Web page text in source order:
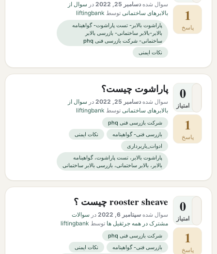
1
پاسخ
سوال شده دسامبر 25, 2022 در سوال از
بالابرهای ساختمانی توسط liftingbank
پاراشوت بالابر- تست پاراشوت- گواهینامه
بالابر-بالابر ساختمانی- بازرسی بالابر
ساختمانی- شرکت بازرسی فنی phq
نکات ایمنی
0
امتیاز
1
پاسخ
پاراشوت چیست؟
سوال شده دسامبر 25, 2022 در سوال از
بالابرهای ساختمانی توسط liftingbank
شرکت بازرسی فنی phq
بازرسی فنی- گواهینامه
نکات ایمنی
ادوات_باربرداری
پاراشوت بالابر، تست پاراشوت، گواهینامه
بالابر، بالابر ساختمانی، بازرسی بالابر ساختمانی
0
امتیاز
1
پاسخ
rooster sheave چیست ؟
سوال شده سپتامبر 6, 2022 در سوالات
مشترک در همه جرثقیل ها توسط liftingbank
شرکت بازرسی فنی phq
بازرسی فنی- گواهینامه
نکات ایمنی